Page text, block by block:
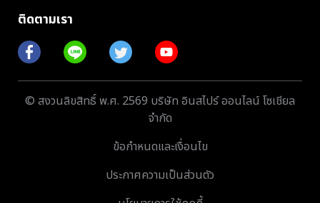
ติดตามเรา
© สงวนลิขสิทธิ์ พ.ศ. 2569 บริษัท อินสไปร์ ออนไลน์ โซเชียล
จำกัด
ข้อกำหนดและเงื่อนไข
ประกาศความเป็นส่วนตัว